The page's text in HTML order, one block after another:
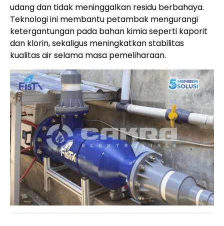
udang dan tidak meninggalkan residu berbahaya.
Teknologi ini membantu petambak mengurangi
ketergantungan pada bahan kimia seperti kaporit
dan klorin, sekaligus meningkatkan stabilitas
kualitas air selama masa pemeliharaan.